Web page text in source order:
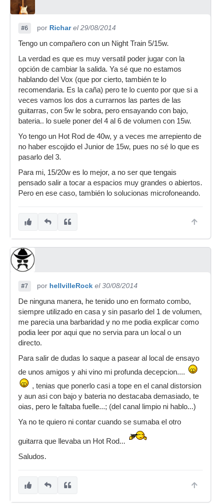
#6 por Richar el 29/08/2014
Tengo un compañero con un Night Train 5/15w.
La verdad es que es muy versatil poder jugar con la
opción de cambiar la salida. Ya sé que no estamos
hablando del Vox (que por cierto, también te lo
recomendaria. Es la caña) pero te lo cuento por que si a
veces vamos los dos a currarnos las partes de las
guitarras, con 5w le sobra, pero ensayando con bajo,
bateria.. lo suele poner del 4 al 6 de volumen con 15w.
Yo tengo un Hot Rod de 40w, y a veces me arrepiento de
no haber escojido el Junior de 15w, pues no sé lo que es
pasarlo del 3.
Para mi, 15/20w es lo mejor, a no ser que tengais
pensado salir a tocar a espacios muy grandes o abiertos.
Pero en ese caso, también lo solucionas microfoneando.
#7 por hellvilleRock el 30/08/2014
De ninguna manera, he tenido uno en formato combo,
siempre utilizado en casa y sin pasarlo del 1 de volumen,
me parecia una barbaridad y no me podia explicar como
podia leer por aqui que no servia para un local o un
directo.
Para salir de dudas lo saque a pasear al local de ensayo
de unos amigos y ahi vino mi profunda decepcion....
, tenias que ponerlo casi a tope en el canal distorsion
y aun asi con bajo y bateria no destacaba demasiado, te
oias, pero le faltaba fuelle...; (del canal limpio ni hablo...)
Ya no te quiero ni contar cuando se sumaba el otro
guitarra que llevaba un Hot Rod...
Saludos.